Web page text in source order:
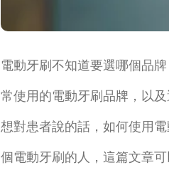
電動牙刷不知道要選哪個品
常使用的電動牙刷品牌，以
想對患者說的話，如何使用
個電動牙刷的人，這篇文章